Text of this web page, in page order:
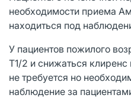
необходимости приема
находиться под
У пациентов пожилого
Т1/2 и снижаться
не требуется но
наблюдение за